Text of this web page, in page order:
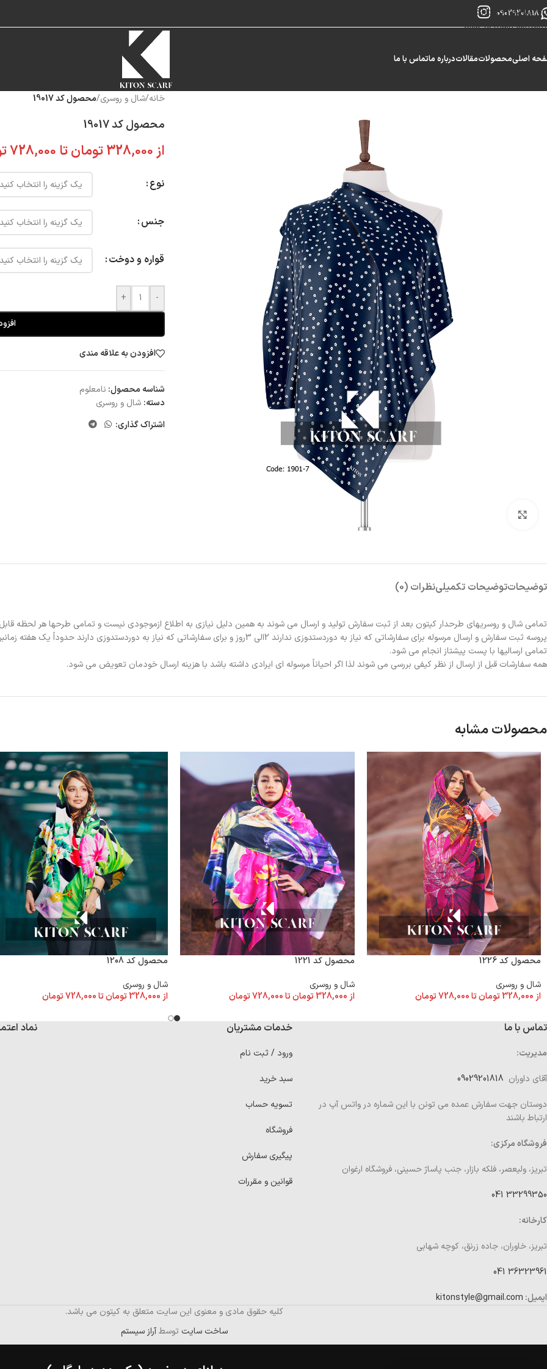
Skip to navigation
Skip to main content
09029201818
اصلیمحصولاتمقالاتدرباره ماتماس با ما
خانه/شال و روسری/محصول کد 19017
محصول کد 19017
از328,000تومانتا 728,000
نوع
جنس
قواره و دوخت
-
+
افزودن به علاقه مندی
شناسه محصول: نامعلوم
دسته: شال و روسری
اشتراک گذاری:
توضیحاتتوضیحات تکمیلینظرات (0)
تمامی شال و روسریهای طرحدار کیتون بعد از ثبت سفارش تولید و ارسال می شوند به همین دلیل نیازی به اطلاع ازموجودی نیست و تمامی طرحها هر لحظه
پروسه ثبت سفارش و ارسال مرسوله برای سفارشاتی که نیاز به دوردستدوزی ندارند 2الی 3روز و برای سفارشاتی که نیاز به دوردستدوزی دارند حدوداً یک هفته زمانبر خواهد بود.
تمامی ارسالیها با پست پیشتاز انجام می شود.
همه سفارشات قبل از ارسال از نظر کیفی بررسی می شوند لذا اگر احیاناً مرسوله ای ایرادی داشته باشد با هزینه ارسال خودمان تعویض می شود.
محصولات مشابه
محصول کد 1226
شال و روسری
از328,000تومانتا728,000تومان
محصول کد 1221
شال و روسری
از328,000 تومانتا728,000تومان
محصول کد 1208
شال و روسری
از328,000تومانتا728,000تومان
تماس با ما
مدیریت:
آقای داوران
دوستان جهت سفارش عمده می تونن با این شماره در واتس آپ در
ارتباط باشند
فروشگاه مرکزی:
تبریز، ولیعصر، فلکه بازار، جنب پاساژ حسینی، فروشگاه ارغوان
33299350 041
کارخانه:
تبریز، خاوران، جاده زرنق، کوچه شهابی
36323961 041
ایمیل: kitonstyle@gmail.com
خدمات مشتریان
ورود / ثبت نام
سبد خرید
تسویه حساب
فروشگاه
پیگیری سفارش
قوانین و مقررات
نماد
کلیه حقوق مادی و معنوی این سایت متعلق به کیتون می باشد.
ساخت سایت توسطآراز سیستم